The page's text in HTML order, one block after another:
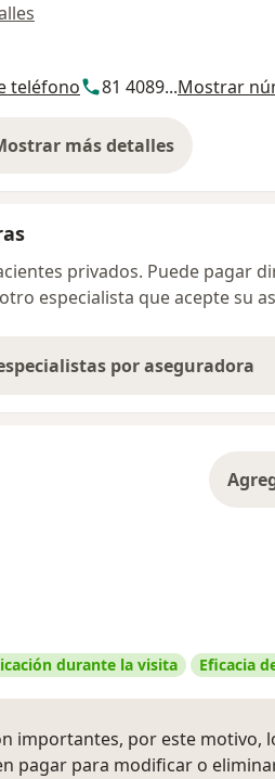
teléfono 81 4089...Mostrar
más detalles
sobre la dirección
privados. Puede pagar
especialista que acepte su
por aseguradora
durante la visita Eficacia
importantes, por este motivo,
pagar para modificar o